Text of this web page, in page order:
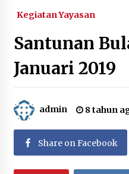
Kegiatan
1 tahun
Pawai Obor
4 tahun
Kegiatan Yayasan
Santunan
Januari 2019
admin 8 tahun
Share on Facebook